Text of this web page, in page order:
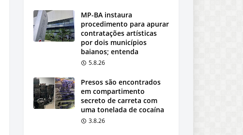
MP-BA instaura
procedimento para apurar
contratações artísticas
por dois municípios
baianos; entenda
5.8.26
Presos são encontrados
em compartimento
secreto de carreta com
uma tonelada de cocaína
3.8.26